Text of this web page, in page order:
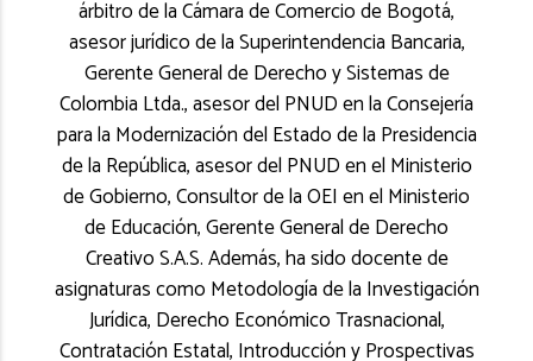
árbitro de la Cámara de Comercio de Bogotá,
asesor jurídico de la Superintendencia Bancaria,
Gerente General de Derecho y Sistemas de
Colombia Ltda., asesor del PNUD en la Consejería
para la Modernización del Estado de la Presidencia
de la República, asesor del PNUD en el Ministerio
de Gobierno, Consultor de la OEI en el Ministerio
de Educación, Gerente General de Derecho
Creativo S.A.S. Además, ha sido docente de
asignaturas como Metodología de la Investigación
Jurídica, Derecho Económico Trasnacional,
Contratación Estatal, Introducción y Prospectivas